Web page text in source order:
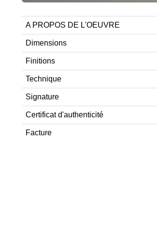
A PROPOS DE L'OEUVRE
Dimensions
Finitions
Technique
Signature
Certificat d'authenticité
Facture